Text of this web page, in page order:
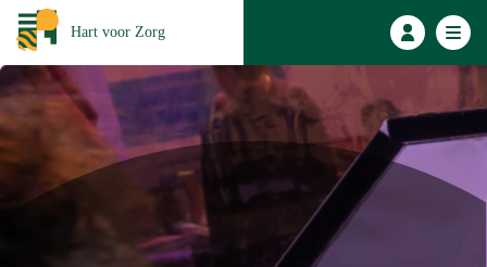
Hart voor Zorg